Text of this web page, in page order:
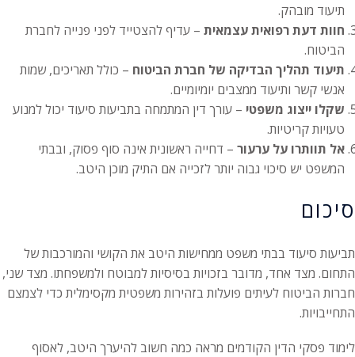
תיעוד מובהק.
חוות דעת רפואית עצמאית – עדיף להצטייד לפני פנייה לחברת
הביטוח.
תיעוד תהליך הבדיקה של חברת הביטוח – כולל תאריכים, שמות
אנשי קשר ותיעוד ממצבים יומיומיים.
שקלו ייצוג משפטי – עורך דין המתמחה בתביעות סיעוד יכול למנוע
טעויות קריטיות.
אל תוותרו על ערעור – דחייה ראשונית אינה סוף פסוק, ובבתי
המשפט יש סיכוי גבוה יותר לזכייה אם התיק מוכן היטב.
סיכום
תביעות סיעוד בבתי משפט ממחישות היטב את הקושי והמורכבות של
התחום. מצד אחד, מדובר בזכויות בסיסיות למבוטח ולמשפחתו. מצד שני,
חברות הביטוח לעיתים פועלות בזהירות משפטית מקסימלית כדי לצמצם
התחייבויות.
לימוד פסקי הדין הקודמים מראה כמה חשוב להיערך היטב, לאסוף